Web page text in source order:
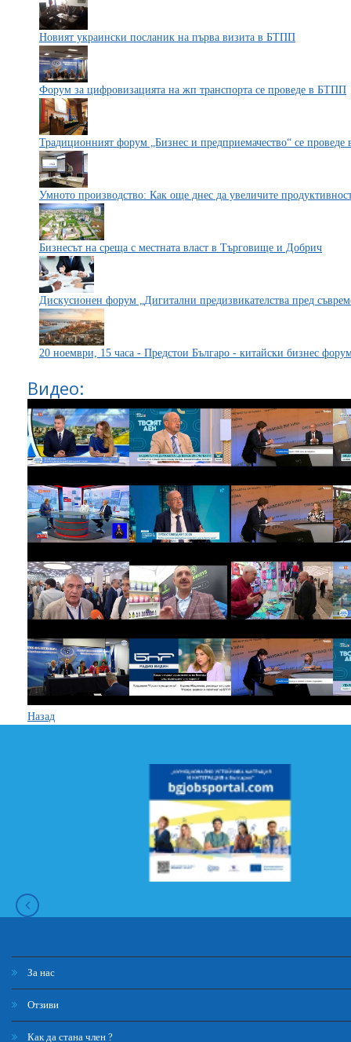
Новият украински посланик на първа визита в БТПП
Форум за цифровизацията на жп транспорта се проведе в БТПП
Традиционният форум „Бизнес и предприемачество“ се
Умното производство: Как още днес да увеличите
Бизнесът на среща с местната власт в Търговище и Добрич
Дискусионен форум „Дигитални предизвикателства пред
20 ноември, 15 часа - Предстои Българо - китайски бизнес
Видео:
Назад
За нас
Отзиви
Как да стана член ?